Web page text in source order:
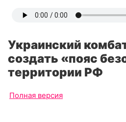
Украинский
создать «пояс
территории РФ
Полная версия